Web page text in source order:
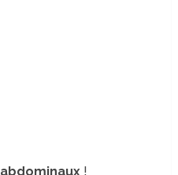
abdominaux !